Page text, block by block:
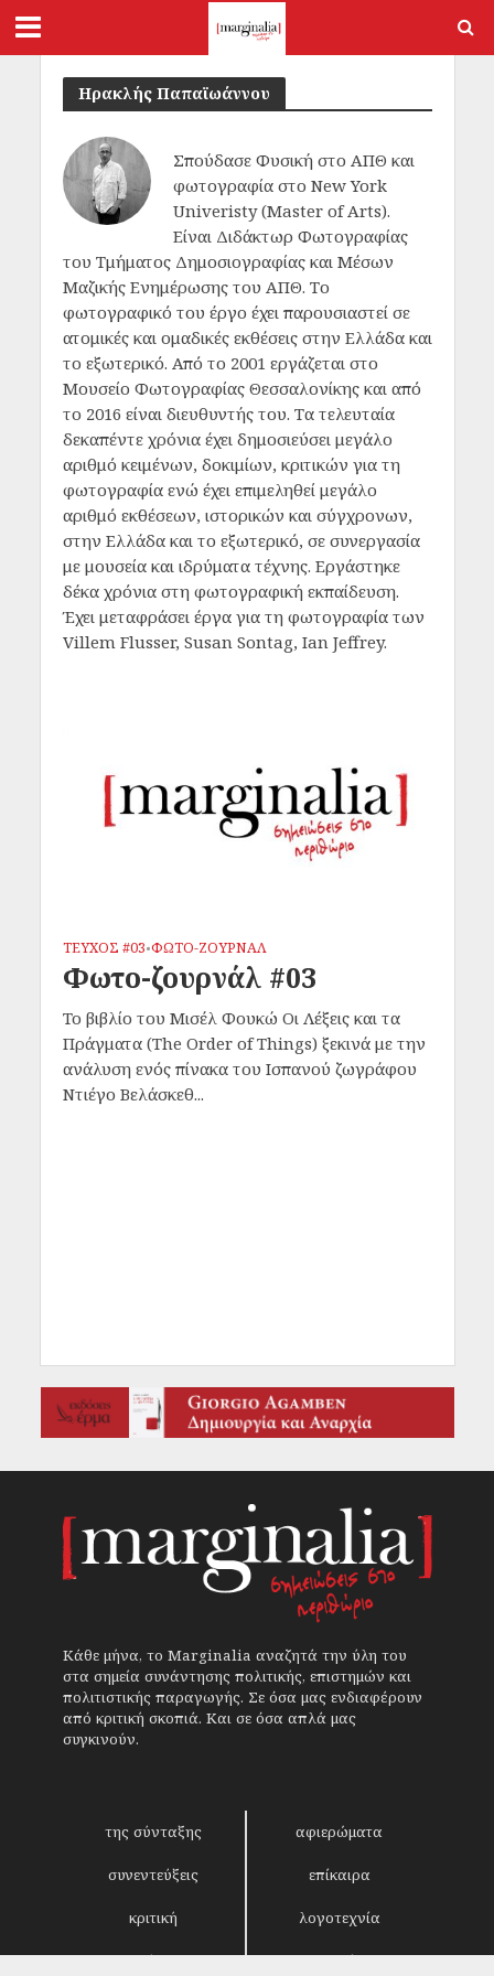
Ηρακλής Παπαϊωάννου
Σπούδασε Φυσική στο ΑΠΘ και
φωτογραφία στο New York
Univeristy (Master of Arts).
Είναι Διδάκτωρ Φωτογραφίας
του Τμήματος Δημοσιογραφίας και Μέσων
Μαζικής Ενημέρωσης του ΑΠΘ. Το
φωτογραφικό του έργο έχει παρουσιαστεί σε
ατομικές και ομαδικές εκθέσεις στην Ελλάδα και
το εξωτερικό. Από το 2001 εργάζεται στο
Μουσείο Φωτογραφίας Θεσσαλονίκης και από
το 2016 είναι διευθυντής του. Τα τελευταία
δεκαπέντε χρόνια έχει δημοσιεύσει μεγάλο
αριθμό κειμένων, δοκιμίων, κριτικών για τη
φωτογραφία ενώ έχει επιμεληθεί μεγάλο
αριθμό εκθέσεων, ιστορικών και σύγχρονων,
στην Ελλάδα και το εξωτερικό, σε συνεργασία
με μουσεία και ιδρύματα τέχνης. Εργάστηκε
δέκα χρόνια στη φωτογραφική εκπαίδευση.
Έχει μεταφράσει έργα για τη φωτογραφία των
Villem Flusser, Susan Sontag, Ian Jeffrey.
ΤΕΥΧΟΣ #03•ΦΩΤΟ-ΖΟΥΡΝΑΛ
Φωτο-ζουρνάλ #03
To βιβλίο του Μισέλ Φουκώ Οι Λέξεις και τα
Πράγματα (The Order of Things) ξεκινά με την
ανάλυση ενός πίνακα του Ισπανού ζωγράφου
Ντιέγο Βελάσκεθ...
Κάθε μήνα, το Marginalia αναζητά την ύλη του
στα σημεία συνάντησης πολιτικής, επιστημών και
πολιτιστικής παραγωγής. Σε όσα μας ενδιαφέρουν
από κριτική σκοπιά. Και σε όσα απλά μας
συγκινούν.
της σύνταξης αφιερώματα
συνεντεύξεις επίκαιρα
κριτική λογοτεχνία
στήλες αρχείο